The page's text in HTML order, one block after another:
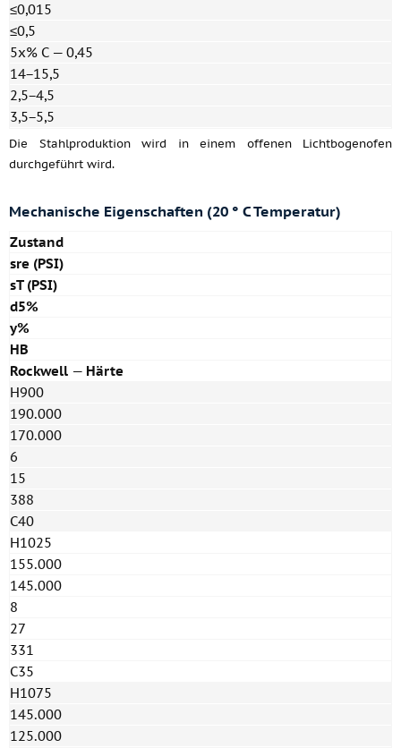
≤0,015
≤0,5
5x% C — 0,45
14−15,5
2,5−4,5
3,5−5,5
Die Stahlproduktion wird in einem offenen Lichtbogenofen
durchgeführt wird.
Mechanische Eigenschaften (20 ° C Temperatur)
Zustand
sre (PSI)
sT (PSI)
d5%
y%
HB
Rockwell — Härte
H900
190.000
170.000
6
15
388
C40
H1025
155.000
145.000
8
27
331
C35
H1075
145.000
125.000